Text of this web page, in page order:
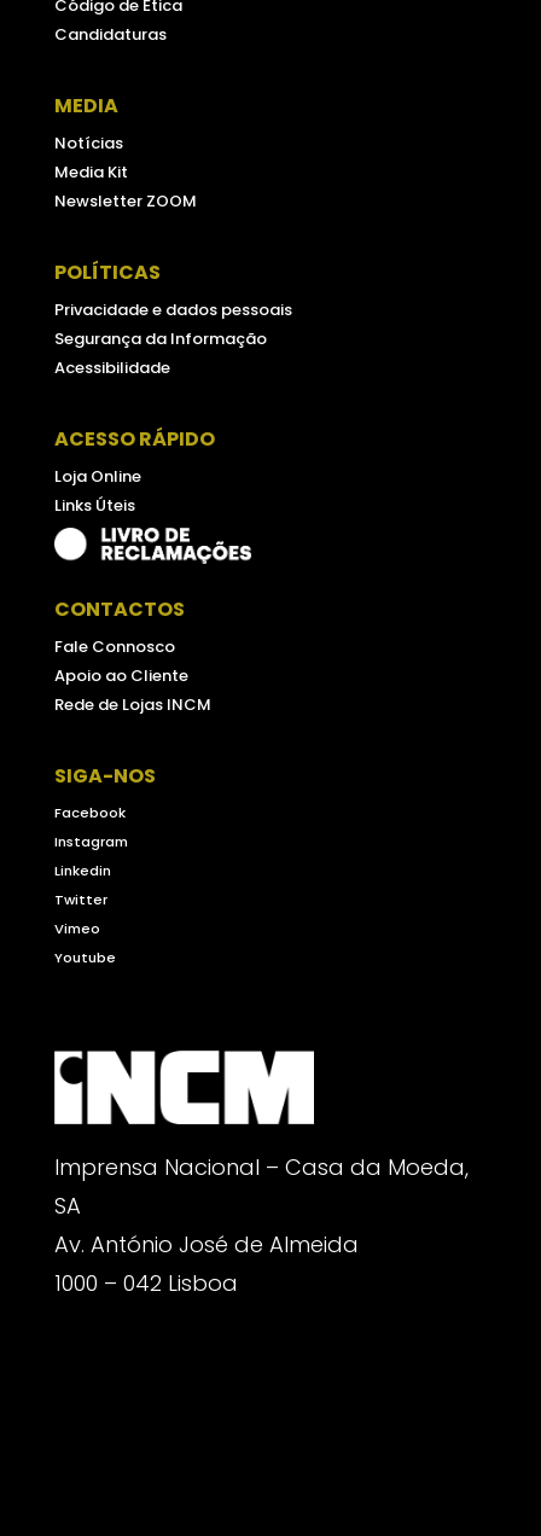
Código de Ética
Candidaturas
MEDIA
Notícias
Media Kit
Newsletter ZOOM
POLÍTICAS
Privacidade e dados pessoais
Segurança da Informação
Acessibilidade
ACESSO RÁPIDO
Loja Online
Links Úteis
CONTACTOS
Fale Connosco
Apoio ao Cliente
Rede de Lojas INCM
SIGA-NOS
Facebook
Instagram
Linkedin
Twitter
Vimeo
Youtube
Imprensa Nacional – Casa da Moeda,
SA
Av. António José de Almeida
1000 – 042 Lisboa